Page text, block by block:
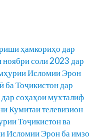
ҳамкориҳо дар
ноябри соли 2023 дар
Исломии Эрон
Тоҷикистон дар
соҳаҳои мухталиф
Кумитаи телевизион
Тоҷикистон ва
Исломии Эрон ба имзо